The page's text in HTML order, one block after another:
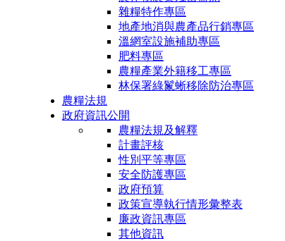
雜糧特作專區
地產地消與農產品行銷專區
溫網室設施補助專區
肥料專區
農糧產業外籍移工專區
林保署綠鬣蜥移除防治專區
農糧法規
政府資訊公開
農糧法規及解釋
計畫評核
性別平等專區
安全防護專區
政府預算
政策宣導執行情形彙整表
廉政資訊專區
其他資訊